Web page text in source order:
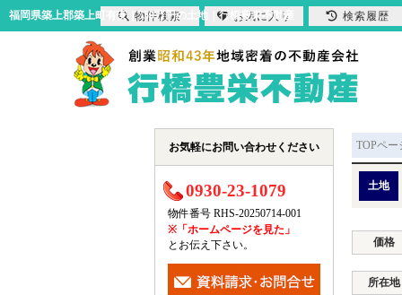
福岡県築上郡築上町有安｜550万円の土地｜行橋豊栄不動産
TOPペー
土地
価格
所在地
お気軽にお問い合わせください
0930-23-1079
物件番号 RHS-20250714-001
※「ホームページを見た」
とお伝え下さい。
物件検索 お気に入り 検索履歴